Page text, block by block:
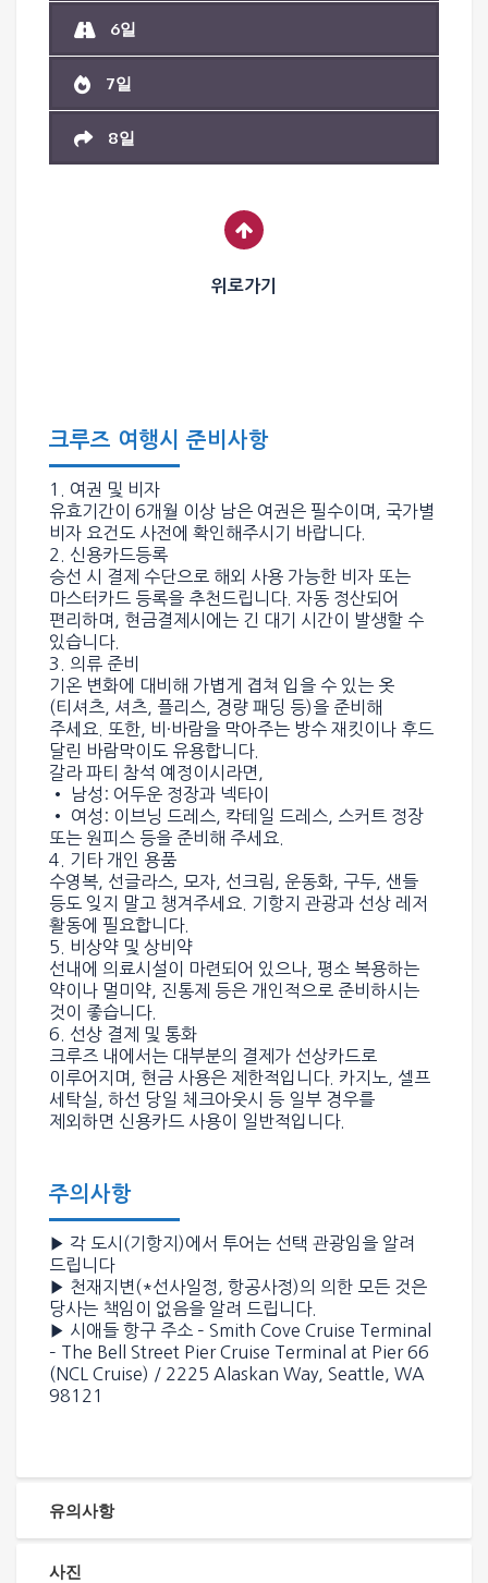
6일
7일
8일
위로가기
크루즈 여행시 준비사항
1. 여권 및 비자
유효기간이 6개월 이상 남은 여권은 필수이며, 국가별
비자 요건도 사전에 확인해주시기 바랍니다.
2. 신용카드등록
승선 시 결제 수단으로 해외 사용 가능한 비자 또는
마스터카드 등록을 추천드립니다. 자동 정산되어
편리하며, 현금결제시에는 긴 대기 시간이 발생할 수
있습니다.
3. 의류 준비
기온 변화에 대비해 가볍게 겹쳐 입을 수 있는 옷
(티셔츠, 셔츠, 플리스, 경량 패딩 등)을 준비해
주세요. 또한, 비·바람을 막아주는 방수 재킷이나 후드
달린 바람막이도 유용합니다.
갈라 파티 참석 예정이시라면,
• 남성: 어두운 정장과 넥타이
• 여성: 이브닝 드레스, 칵테일 드레스, 스커트 정장
또는 원피스 등을 준비해 주세요.
4. 기타 개인 용품
수영복, 선글라스, 모자, 선크림, 운동화, 구두, 샌들
등도 잊지 말고 챙겨주세요. 기항지 관광과 선상 레저
활동에 필요합니다.
5. 비상약 및 상비약
선내에 의료시설이 마련되어 있으나, 평소 복용하는
약이나 멀미약, 진통제 등은 개인적으로 준비하시는
것이 좋습니다.
6. 선상 결제 및 통화
크루즈 내에서는 대부분의 결제가 선상카드로
이루어지며, 현금 사용은 제한적입니다. 카지노, 셀프
세탁실, 하선 당일 체크아웃시 등 일부 경우를
제외하면 신용카드 사용이 일반적입니다.
주의사항
▶ 각 도시(기항지)에서 투어는 선택 관광임을 알려
드립니다
▶ 천재지변(*선사일정, 항공사정)의 의한 모든 것은
당사는 책임이 없음을 알려 드립니다.
▶ 시애들 항구 주소 – Smith Cove Cruise Terminal
– The Bell Street Pier Cruise Terminal at Pier 66
(NCL Cruise) / 2225 Alaskan Way, Seattle, WA
98121
유의사항
사진